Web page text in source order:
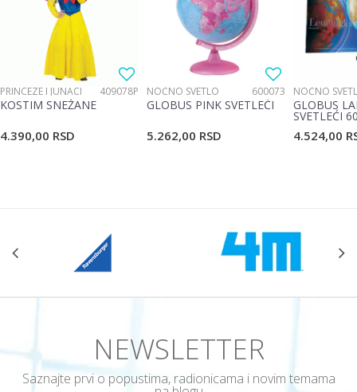
PRINCEZE I JUNACI 409078P
KOSTIM SNEŽANE
4.390,00 RSD
NOĆNO SVETLO 600073
GLOBUS PINK SVETLEĆI
5.262,00 RSD
NOĆNO
GLOBUS
SVETLEĆI
4.524,00
NEWSLETTER
Saznajte prvi o popustima, radionicama i novim temama